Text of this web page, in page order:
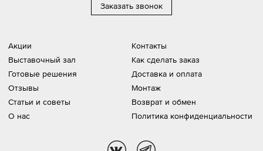
Акции
Выставочный зал
Готовые решения
Отзывы
Статьи и советы
О нас
Контакты
Как сделать заказ
Доставка и оплата
Монтаж
Возврат и обмен
Политика конфиденциальности
Заказать звонок